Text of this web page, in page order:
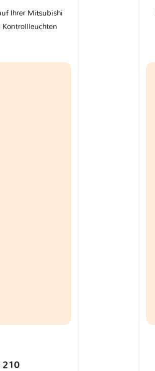
Ihrer Mitsubishi
Kontrollleuchten
210